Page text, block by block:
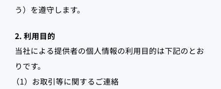
う）を遵守します。
2. 利用目的
当社による提供者の個人情報の利用目的は下記のとお
りです。
（1）お取引等に関するご連絡